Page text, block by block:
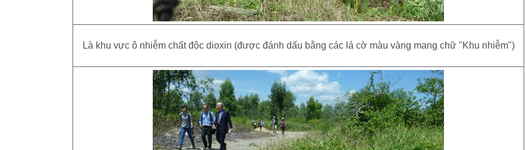
Là khu vực ô nhiễm chất độc dioxin (được đánh dấu bằng các lá cờ màu vàng mang chữ "Khu nhiễm")